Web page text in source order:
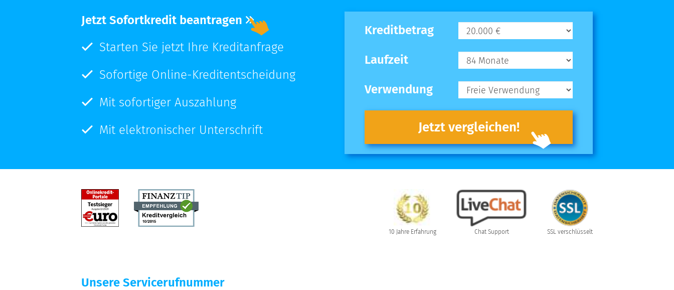
Kreditbetrag
Laufzeit
Verwendung
Jetzt vergleichen!
Jetzt Sofortkredit beantragen
Starten Sie jetzt Ihre Kreditanfrage
Sofortige Online-Kreditentscheidung
Mit sofortiger Auszahlung
Mit elektronischer Unterschrift
10 Jahre Erfahrung Chat Support SSL verschlüsselt
Unsere Servicerufnummer